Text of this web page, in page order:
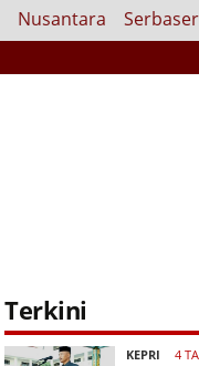
Nusantara
Terkini
KEPRI 4